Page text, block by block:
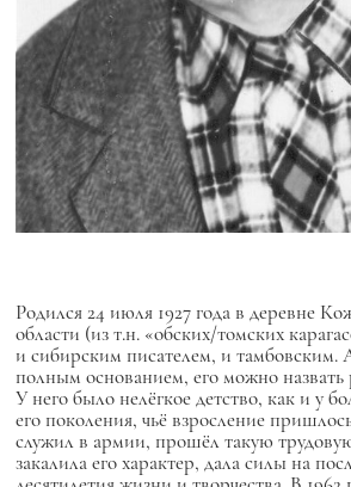
Родился 24 июля 1927 года в деревне
области (из т.н. «обских/томских
и сибирским писателем, и тамбовским.
полным основанием, его можно назвать
У него было нелёгкое детство, как и у
его поколения, чьё взросление
служил в армии, прошёл такую
закалила его характер, дала силы на